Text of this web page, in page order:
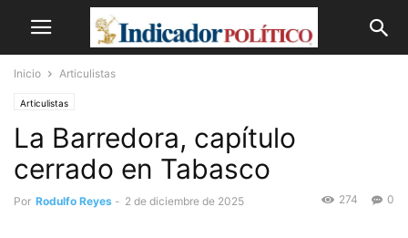
Inicio Articulistas
Articulistas
La Barredora, capítulo
cerrado en Tabasco
Por Rodulfo Reyes - 2 de diciembre de 2025 0
274